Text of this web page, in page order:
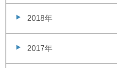
2018年
2017年